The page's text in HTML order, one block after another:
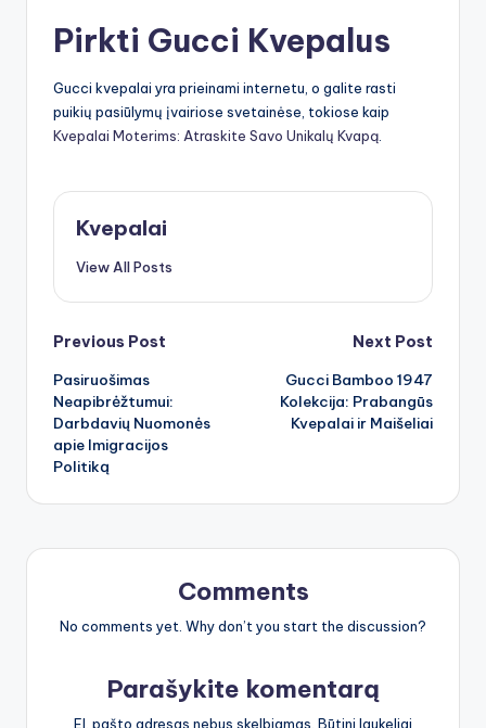
Pirkti Gucci Kvepalus
Gucci kvepalai yra prieinami internetu, o galite rasti
puikių pasiūlymų įvairiose svetainėse, tokiose kaip
Kvepalai Moterims: Atraskite Savo Unikalų Kvapą
Kvepalai
View All Posts
Post
navigation
Previous Post
Pasiruošimas
Neapibrėžtumui:
Darbdavių Nuomonės
apie Imigracijos
Politiką
Next Post
Gucci Bamboo 1947
Kolekcija: Prabangūs
Kvepalai ir Maišeliai
Comments
No comments yet. Why don’t you start the discussion?
Parašykite komentarą
El. pašto adresas nebus skelbiamas. Būtini laukeliai